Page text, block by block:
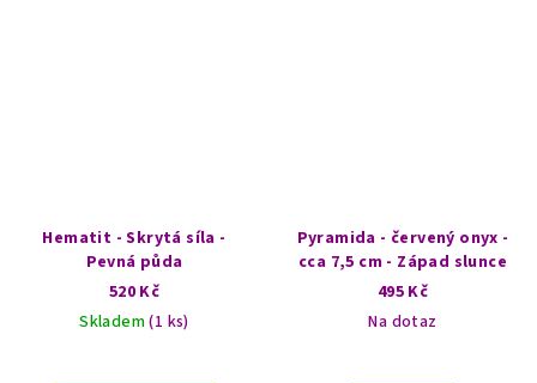
Hematit - Skrytá síla -
Pevná půda
520 Kč
Skladem(1 ks)
Pyramida - červený onyx -
cca 7,5 cm - Západ slunce
495 Kč
Na dotaz